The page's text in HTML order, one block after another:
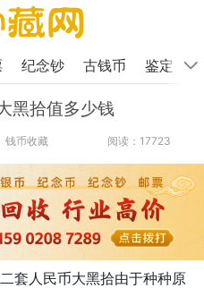
纪念钞 古钱币 鉴定
黑拾值多少钱
钱币收藏 阅读：17723
套人民币大黑拾由于种种原